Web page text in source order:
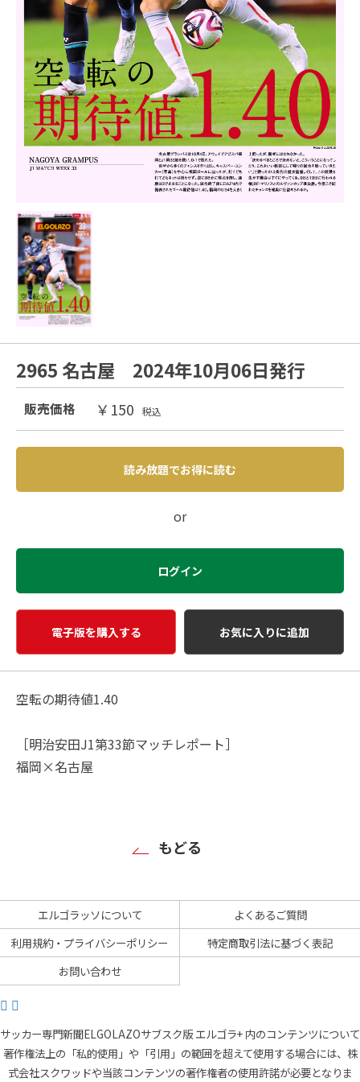
2965 名古屋 2024年10月06日発行
販売価格 ￥150 税込
読み放題でお得に読む
or
ログイン
電子版を購入する お気に入りに追加
空転の期待値1.40
［明治安田J1第33節マッチレポート］
福岡×名古屋
もどる
エルゴラッソについて
よくあるご質問
利用規約・プライバシーポリシー
特定商取引法に基づく表記
お問い合わせ
サッカー専門新聞ELGOLAZOサブスク版 エルゴラ+ 内のコンテンツについて
著作権法上の「私的使用」や「引用」の範囲を超えて使用する場合には、株
式会社スクワッドや当該コンテンツの著作権者の使用許諾が必要となりま